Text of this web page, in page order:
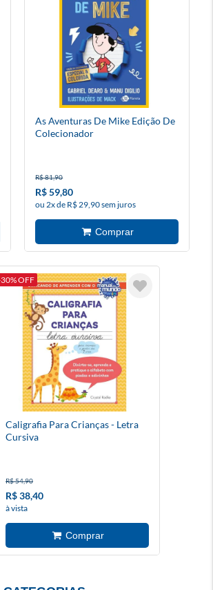
As Aventuras De Mike Edição De
Colecionador
R$ 81,90
R$ 59,80
ou 2x de R$ 29,90 sem juros
OFF
Caligrafia Para Crianças - Letra
Cursiva
R$ 54,90
R$ 38,40
à vista